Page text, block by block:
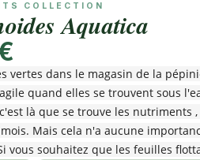
COLLECTION
Aquatica
vertes dans le magasin de la
quand elles se trouvent sous
là que se trouve les
Mais cela n'a aucune
vous souhaitez que les feuilles